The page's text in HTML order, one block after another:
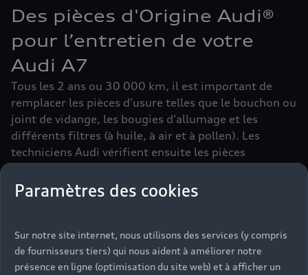
Des pièces d'Origine Audi®
pour l’entretien de votre
Audi A7
Tous les 2 ans ou 30 000 km, il est important de
remplacer les pièces d'usure telles que le bouchon ou
joint de vidange, les bougies d'allumage et les
différents filtres (à huile, à air et à pollen). Les
techniciens Audi vérifient ensuite les pièces
peuvent intervenir en s'appuyant sur des pièces
En savoir plus
Paramètres des cookies
Sur notre site internet, nous utilisons des services (y compris
de fournisseurs tiers) qui nous aident à améliorer notre
présence en ligne (optimisation du site web) et à afficher un